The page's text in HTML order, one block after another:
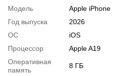
Модель
Apple iPhone
Год выпуска
2026
ОС
iOS
Процессор
Apple A19
Оперативная
память
8 ГБ